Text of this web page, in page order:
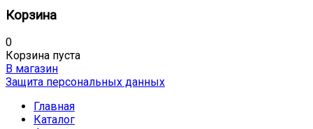
Корзина
0
Корзина пуста
В магазин
Защита персональных данных
Главная
Каталог